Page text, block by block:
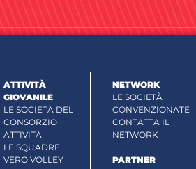
ATTIVITÀ
GIOVANILE
LE SOCIETÀ DEL
CONSORZIO
ATTIVITÀ
LE SQUADRE
VERO VOLLEY
NETWORK
LE SOCIETÀ
CONVENZIONATE
CONTATTA IL
NETWORK
PARTNER